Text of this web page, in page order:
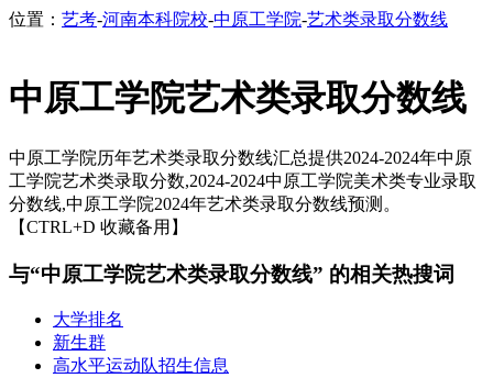
位置： 艺考-河南本科院校-中原工学院-艺术类录取分数线
中原工学院艺术类录取分数线
中原工学院历年艺术类录取分数线汇总提供2024-2024年中原
工学院艺术类录取分数,2024-2024中原工学院美术类专业录取
分数线,中原工学院2024年艺术类录取分数线预测。
【CTRL+D 收藏备用】
与“中原工学院艺术类录取分数线” 的相关热搜词
大学排名
新生群
高水平运动队招生信息